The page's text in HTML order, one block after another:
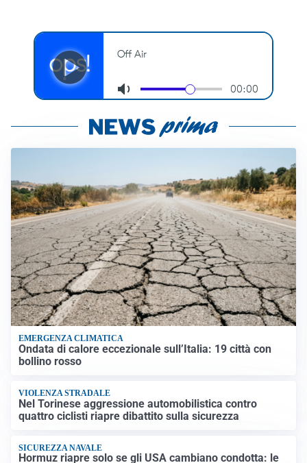
EMERGENZA CLIMATICA
Ondata di calore eccezionale sull’Italia: 19 città con
bollino rosso
VIOLENZA STRADALE
Nel Torinese aggressione automobilistica contro
quattro ciclisti riapre dibattito sulla sicurezza
SICUREZZA NAVALE
Hormuz riapre solo se gli USA cambiano condotta: le